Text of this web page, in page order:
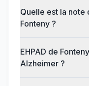
Quelle est la note
Fonteny ?
EHPAD de
Alzheimer ?